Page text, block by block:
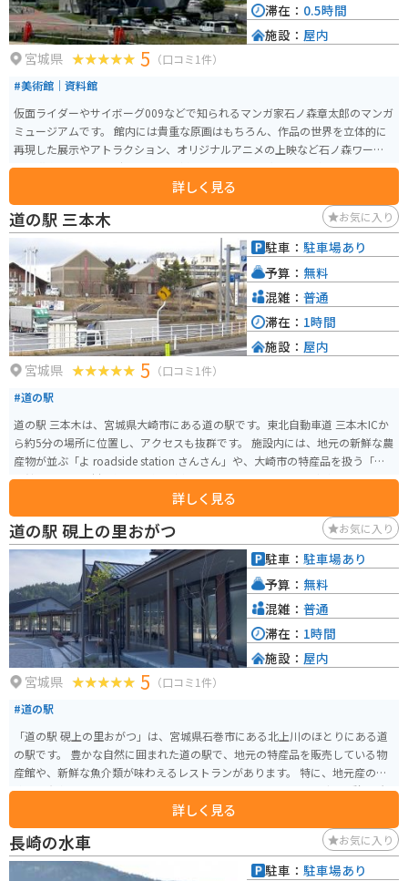
宮城県 5 （口コミ1件）
#美術館｜資料館
仮面ライダーやサイボーグ009などで知られるマンガ家石ノ森章太郎のマンガ
ミュージアムです。 館内には貴重な原画はもちろん、作品の世界を立体的に
再現した展示やアトラクション、オリジナルアニメの上映など石ノ森ワール
ドを満喫できます。 時期によって様々なイベントや企画展示があるので、行
く際は公式サイトで確認してから行くと良いです。一階にはお土産コーナー
もあります。
詳しく見る
滞在： 0.5時間
施設： 屋内
道の駅 三本木 お気に入り
宮城県 5 （口コミ1件）
#道の駅
道の駅 三本木は、宮城県大崎市にある道の駅です。東北自動車道 三本木ICか
ら約5分の場所に位置し、アクセスも抜群です。 施設内には、地元の新鮮な農
産物が並ぶ「よ roadside station さんさん」や、大崎市の特産品を扱う「物
産館」、地元食材を使った料理が楽しめる「レストラン」などがあります。
特に、ブランド米「ササニシキ」や「ひとめぼれ」は、お土産に最適です。
また、道の駅 三本木は、バイクツーリングの休憩スポットとしても人気があ
ります。広い駐車場があり、施設内には、バイクスタンドも設置されていま
す。ツーリングの途中で、地元の美味しいものを食べたり、お土産を買った
りするのに最適な場所です。 周辺には、鳴瀬奥松島県立自然公園など、自然
豊かな観光スポットも点在しています。道の駅 三本木を拠点に、宮城県の観
光を楽しむのもおすすめです。
詳しく見る
駐車： 駐車場あり
予算： 無料
混雑： 普通
滞在： 1時間
施設： 屋内
道の駅 硯上の里おがつ お気に入り
宮城県 5 （口コミ1件）
#道の駅
「道の駅 硯上の里おがつ」は、宮城県石巻市にある北上川のほとりにある道
の駅です。 豊かな自然に囲まれた道の駅で、地元の特産品を販売している物
産館や、新鮮な魚介類が味わえるレストランがあります。 特に、地元産の雄
勝硯は有名で、お土産にぴったりです。また、バイクツーリングの休憩場所
としても最適で、駐車場も広々としています。 北上川沿いを走るサイクリン
グコースもあり、雄大な景色を楽しみながらサイクリングを楽しむことがで
きます。
詳しく見る
駐車： 駐車場あり
予算： 無料
混雑： 普通
滞在： 1時間
施設： 屋内
長崎の水車 お気に入り
駐車： 駐車場あり